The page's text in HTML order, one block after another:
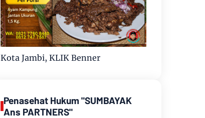
Kota Jambi, KLIK Benner
Penasehat Hukum "SUMBAYAK
Ans PARTNERS"